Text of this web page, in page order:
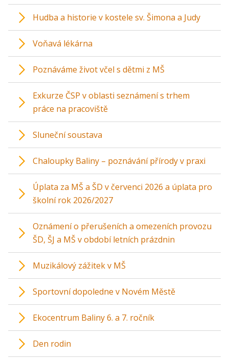
Hudba a historie v kostele sv. Šimona a Judy
Voňavá lékárna
Poznáváme život včel s dětmi z MŠ
Exkurze ČSP v oblasti seznámení s trhem
práce na pracoviště
Sluneční soustava
Chaloupky Baliny – poznávání přírody v praxi
Úplata za MŠ a ŠD v červenci 2026 a úplata pro
školní rok 2026/2027
Oznámení o přerušeních a omezeních provozu
ŠD, ŠJ a MŠ v období letních prázdnin
Muzikálový zážitek v MŠ
Sportovní dopoledne v Novém Městě
Ekocentrum Baliny 6. a 7. ročník
Den rodin